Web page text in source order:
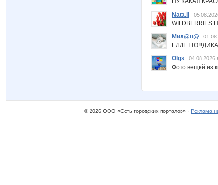
НУ КАКАЯ
Nata.li
Мил@н@
Olgs
04.08.2026
Фото вещей из
© 2026 ООО «Сеть городских порталов» · Реклама